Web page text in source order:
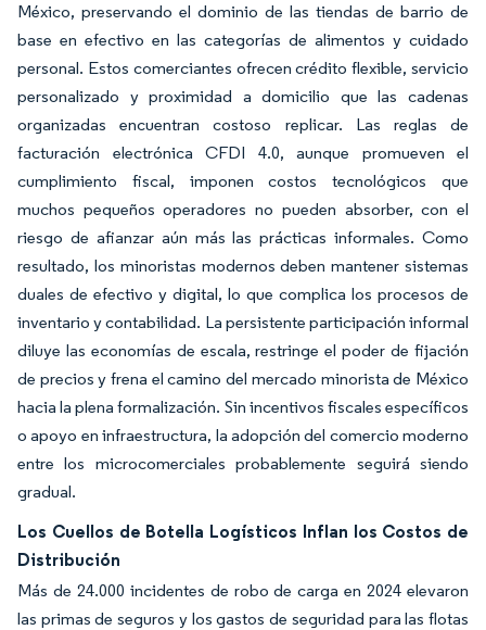
México, preservando el dominio de las tiendas de barrio de
base en efectivo en las categorías de alimentos y cuidado
personal. Estos comerciantes ofrecen crédito flexible, servicio
personalizado y proximidad a domicilio que las cadenas
organizadas encuentran costoso replicar. Las reglas de
facturación electrónica CFDI 4.0, aunque promueven el
cumplimiento fiscal, imponen costos tecnológicos que
muchos pequeños operadores no pueden absorber, con el
riesgo de afianzar aún más las prácticas informales. Como
resultado, los minoristas modernos deben mantener sistemas
duales de efectivo y digital, lo que complica los procesos de
inventario y contabilidad. La persistente participación informal
diluye las economías de escala, restringe el poder de fijación
de precios y frena el camino del mercado minorista de México
hacia la plena formalización. Sin incentivos fiscales específicos
o apoyo en infraestructura, la adopción del comercio moderno
entre los microcomerciales probablemente seguirá siendo
gradual.
Los Cuellos de Botella Logísticos Inflan los Costos de
Distribución
Más de 24.000 incidentes de robo de carga en 2024 elevaron
las primas de seguros y los gastos de seguridad para las flotas